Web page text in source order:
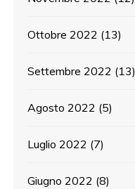
Ottobre 2022 (13)
Settembre 2022 (13)
Agosto 2022 (5)
Luglio 2022 (7)
Giugno 2022 (8)